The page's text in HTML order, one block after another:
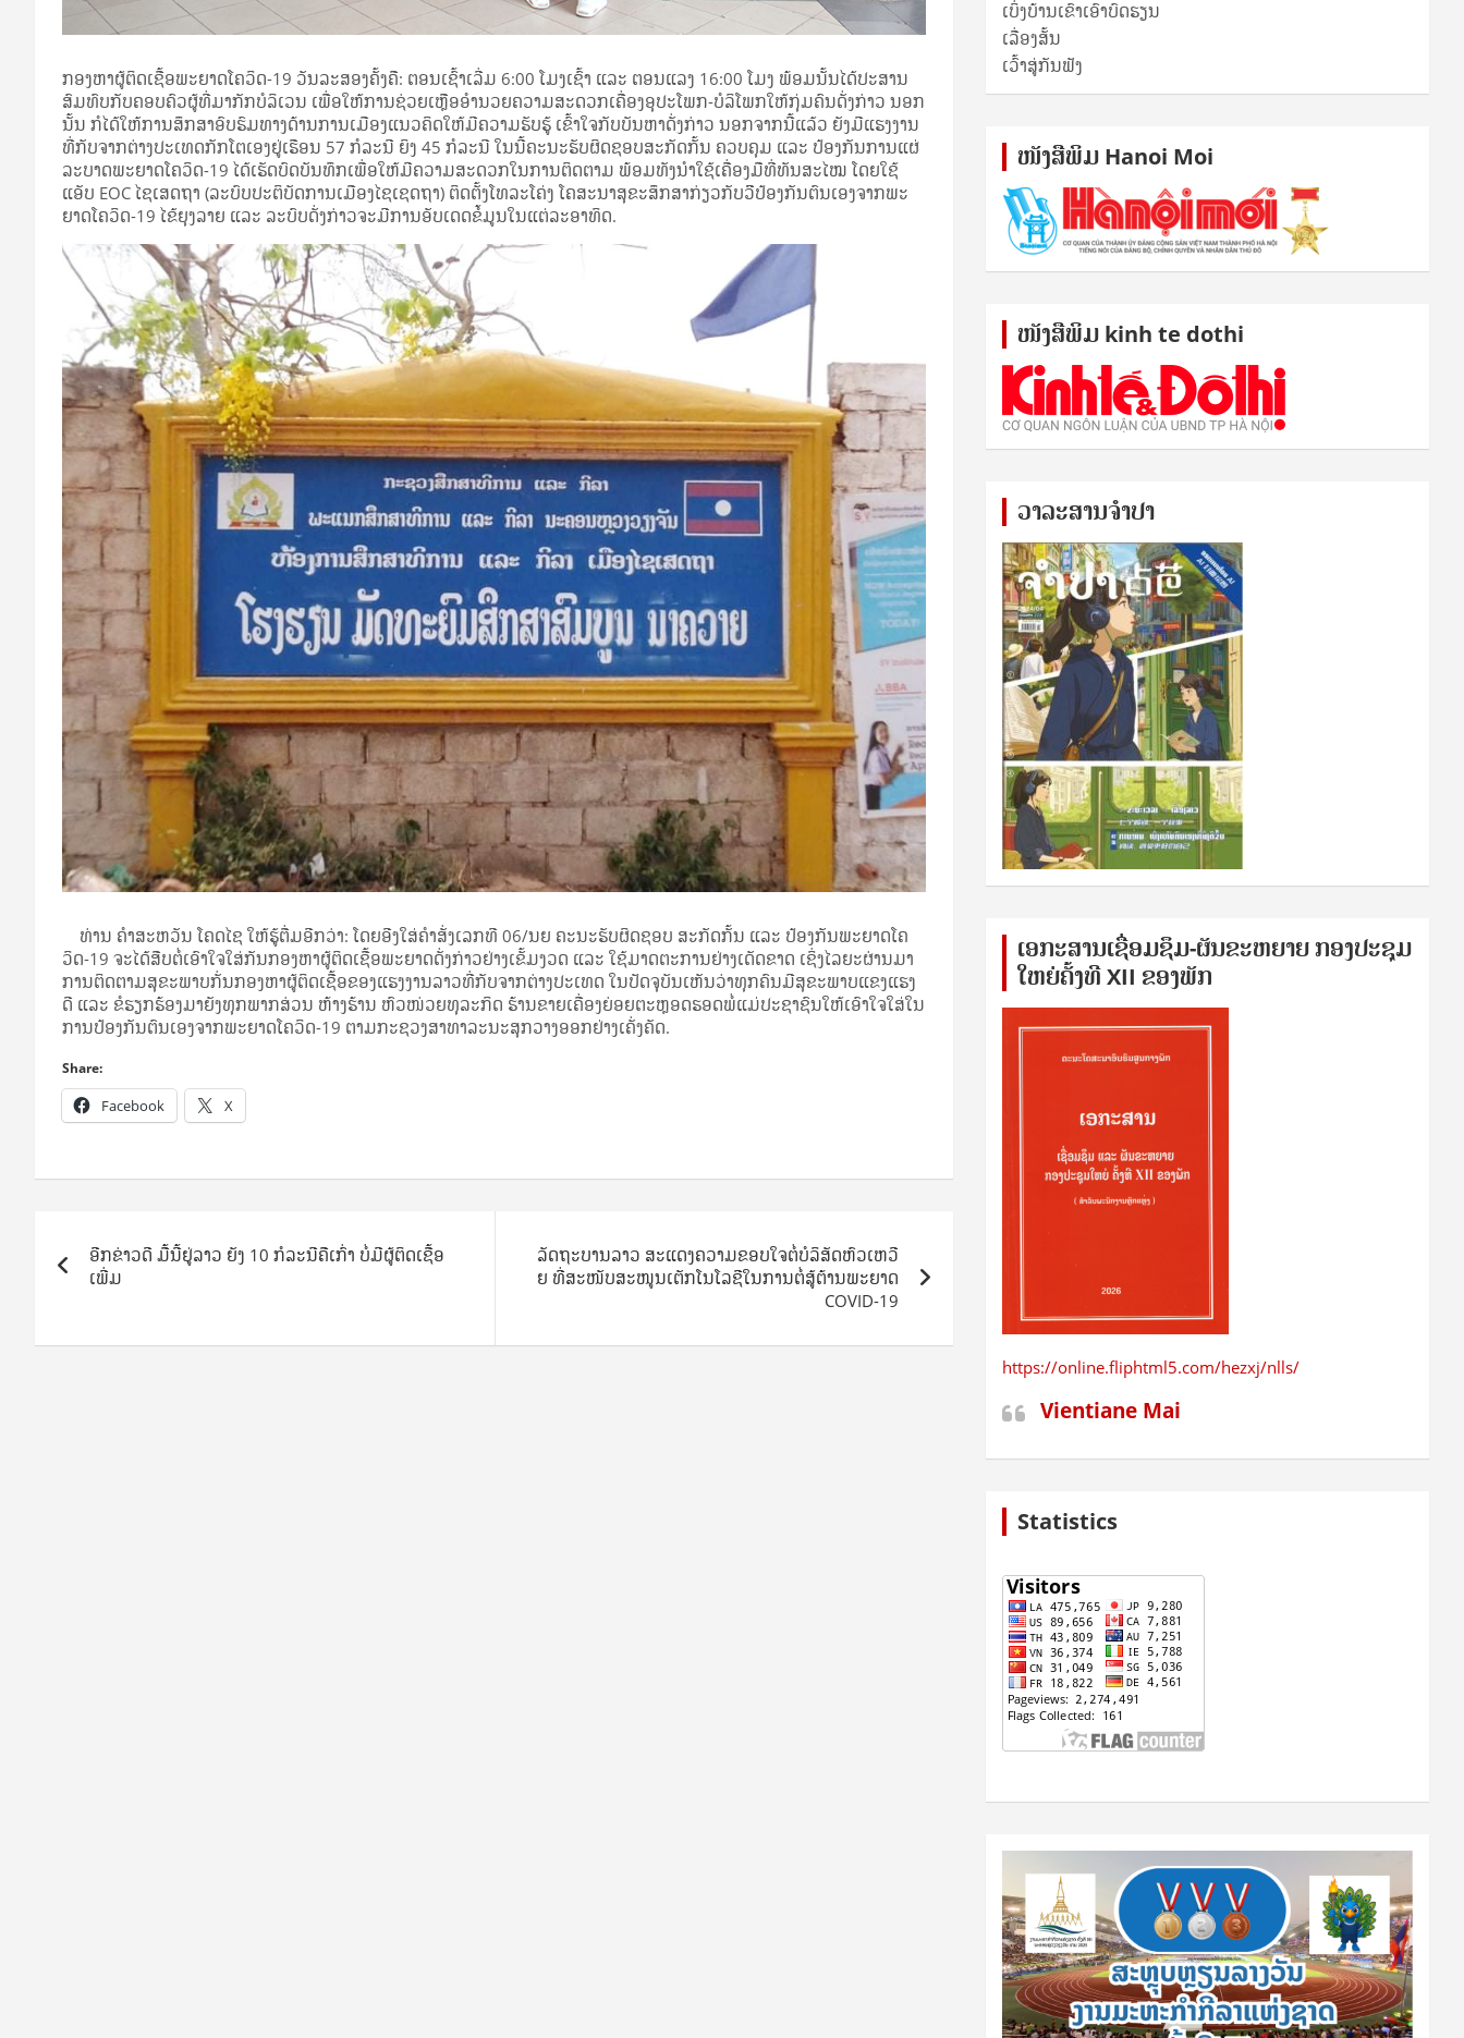
ກອງຫາຜູ້ຕິດເຊື້ອພະຍາດໂຄວິດ-19 ວັນລະສອງຄັ້ງຄື: ຕອນເຊົ້າເລີ່ມ 6:00 ໂມງເຊົ້າ ແລະ ຕອນແລງ 16:00 ໂມງ ພ້ອມນັ້ນໄດ້ປະສານ
ສົມທົບກັບຄອບຄົວຜູ້ທີ່ມາກັກບໍລິເວນ ເພື່ອໃຫ້ການຊ່ວຍເຫຼືອອໍານວຍຄວາມສະດວກເຄື່ອງອຸປະໂພກ-ບໍລິໂພກໃຫ້ກຸ່ມຄົນດັ່ງກ່າວ ນອກ
ນັ້ນ ກໍໄດ້ໃຫ້ການສຶກສາອົບຮົມທາງດ້ານການເມືອງແນວຄິດໃຫ້ມີຄວາມຮັບຮູ້ ເຂົ້າໃຈກັບບັນຫາດັ່ງກ່າວ ນອກຈາກນີ້ແລ້ວ ຍັງມີແຮງງານ
ທີ່ກັບຈາກຕ່າງປະເທດກັກໂຕເອງຢູ່ເຮືອນ 57 ກໍລະນີ ຍິງ 45 ກໍລະນີ ໃນນີ້ຄະນະຮັບຜິດຊອບສະກັດກັ້ນ ຄວບຄຸມ ແລະ ປ້ອງກັນການແຜ່
ລະບາດພະຍາດໂຄວິດ-19 ໄດ້ເຮັດບົດບັນທຶກເພື່ອໃຫ້ມີຄວາມສະດວກໃນການຕິດຕາມ ພ້ອມທັງນໍາໃຊ້ເຄື່ອງມືທີ່ທັນສະໄໝ ໂດຍໃຊ້
ແອັບ EOC ໄຊເສດຖາ (ລະບົບປະຕິບັດການເມືອງໄຊເຊດຖາ) ຕິດຕັ້ງໂທລະໂຄ່ງ ໂຄສະນາສຸຂະສຶກສາກ່ຽວກັບວິີປ້ອງກັນຕົນເອງຈາກພະ
ຍາດໂຄວິດ-19 ໄຂ້ຍຸງລາຍ ແລະ ລະບົບດັ່ງກ່າວຈະມີການອັບເດດຂໍ້ມູນໃນແຕ່ລະອາທິດ.
ທ່ານ ຄໍາສະຫວັນ ໂຄດໄຊ ໃຫ້ຮູ້ຕື່ມອີກວ່າ: ໂດຍອີງໃສ່ຄໍາສັ່ງເລກທີ 06/ນຍ ຄະນະຮັບຜິດຊອບ ສະກັດກັ້ນ ແລະ ປ້ອງກັນພະຍາດໂຄ
ວິດ-19 ຈະໄດ້ສືບຕໍ່ເອົາໃຈໃສ່ກັນກອງຫາຜູ້ຕິດເຊື້ອພະຍາດດັ່ງກ່າວຢ່າງເຂັ້ມງວດ ແລະ ໃຊ້ມາດຕະການຢ່າງເດັດຂາດ ເຊິ່ງໄລຍະຜ່ານມາ
ການຕິດຕາມສຸຂະພາບກັ່ນກອງຫາຜູ້ຕິດເຊື້ອຂອງແຮງງານລາວທີ່ກັບຈາກຕ່າງປະເທດ ໃນປັດຈຸບັນເຫັນວ່າທຸກຄົນມີສຸຂະພາບແຂງແຮງ
ດີ ແລະ ຂໍຮຽກຮ້ອງມາຍັງທຸກພາກສ່ວນ ຫ້າງຮ້ານ ຫົວໜ່ວຍທຸລະກິດ ຮ້ານຂາຍເຄື່ອງຍ່ອຍຕະຫຼອດຮອດພໍ່ແມ່ປະຊາຊົນໃຫ້ເອົາໃຈໃສ່ໃນ
ການປ້ອງກັນຕົນເອງຈາກພະຍາດໂຄວິດ-19 ຕາມກະຊວງສາທາລະນະສຸກວາງອອກຢ່າງເຄັ່ງຄັດ.
Share:
Facebook X
navigation
ອີກຂ່າວດີ ມື້ນີ້ຢູ່ລາວ ຍັງ 10 ກໍລະນີຄືເກົ່າ ບໍ່ມີຜູ້ຕິດເຊື້ອ
ເພີ່ມ
ລັດຖະບານລາວ ສະແດງຄວາມຂອບໃຈຕໍ່ບໍລິສັດຫົວເຫວີ
ຍ ທີ່ສະໜັບສະໜູນເຕັກໂນໂລຊີໃນການຕໍ່ສູ້ຕ້ານພະຍາດ
COVID-19
ເບິ່ງບ້ານເຂົາເອົາບົດຮຽນ
ເລື່ອງສັ້ນ
ເວົ້າສູ່ກັນຟັງ
ໜັງ​ສື​ພິມ Hanoi Moi
ໜັງ​ສື​ພິມ kinh te dothi
ວາລະສານຈຳປາ
ເອກ​ະ​ສານ​ເຊ​ື່ອມ​ຊ​ຶມ-ຜັນ​ຂະ​ຫ​ຍາຍ ກອງ​ປະ​ຊຸມ​
ໃຫຍ່​ຄັ້ງ​ທີ XII ຂອງ​ພັກ
https://online.fliphtml5.com/hezxj/nlls/
Vientiane Mai
Statistics